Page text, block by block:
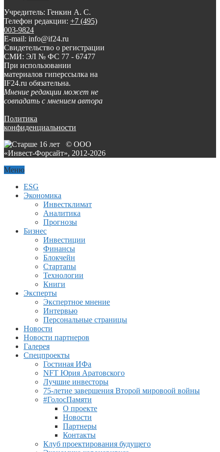
Учредитель: Генкин А. С.
Телефон редакции: +7 (495)
003-9824
E-mail: info@if24.ru
Свидетельство о регистрации
СМИ: ЭЛ № ФС 77 - 67477
При использовании
материалов гиперссылка на
IF24.ru обязательна.
Мнение редакции может не
совпадать с мнением автора
Политика
конфиденциальности
© ООО
«Инвест-Форсайт», 2012-2026
Меню
ESG
Экономика
Инвестклимат
Аналитика
Прогнозы
Бизнес
Инвестиции
Финансы
Блокчейн
Стартапы
Технологии
Книги
Эксперты
Экспертное мнение
Интервью
Персональные страницы
Новости
Новости партнеров
Галерея
Спецпроекты
Гостиная ИФа
NFT Юрия Аратовского
Лучшие инвесторы
75-летие завершения Второй мировоой войны
#ГолосПамяти
О проекте
Новости
Партнеры
Контакты
Клуб проектирования будущего